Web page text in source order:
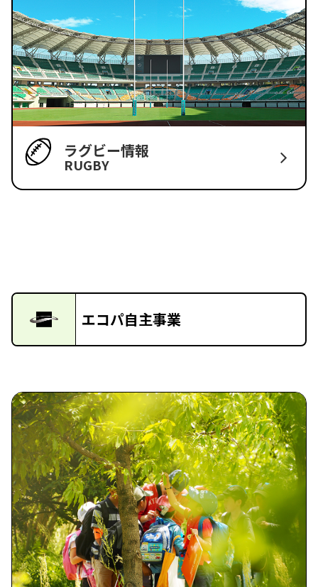
ラグビー情報
RUGBY
エコパ自主事業